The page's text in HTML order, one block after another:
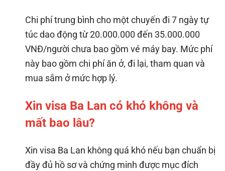
Chi phí trung bình cho một chuyến đi 7 ngày tự
túc dao động từ 20.000.000 đến 35.000.000
VNĐ/người chưa bao gồm vé máy bay. Mức phí
này bao gồm chi phí ăn ở, đi lại, tham quan và
mua sắm ở mức hợp lý.
Xin visa Ba Lan có khó không và
mất bao lâu?
Xin visa Ba Lan không quá khó nếu bạn chuẩn bị
đầy đủ hồ sơ và chứng minh được mục đích